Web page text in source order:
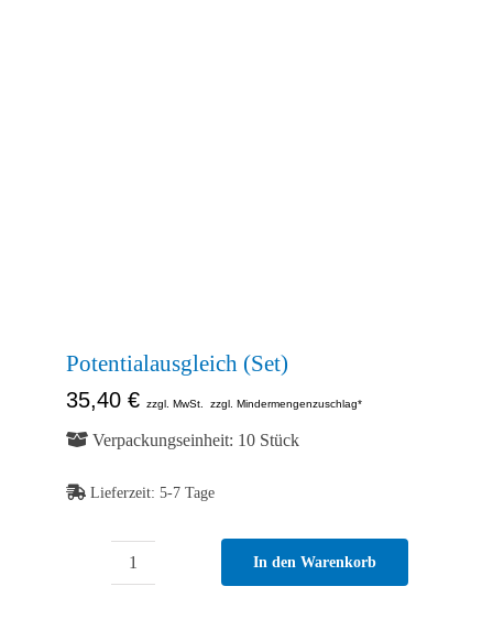
Potentialausgleich (Set)
35,40 € zzgl. MwSt. zzgl. Mindermengenzuschlag*
Verpackungseinheit: 10 Stück
Lieferzeit: 5-7 Tage
In den Warenkorb